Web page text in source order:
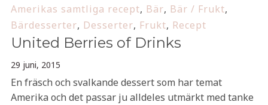
Amerikas samtliga recept, Bär, Bär / Frukt,
Bärdesserter, Desserter, Frukt, Recept
United Berries of Drinks
29 juni, 2015
En fräsch och svalkande dessert som har temat
Amerika och det passar ju alldeles utmärkt med tanke